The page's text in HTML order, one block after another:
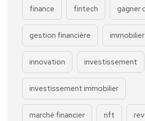
finance fintech gagner
gestion financière immobilier
innovation investissement
investissement immobilier
marché financier nft